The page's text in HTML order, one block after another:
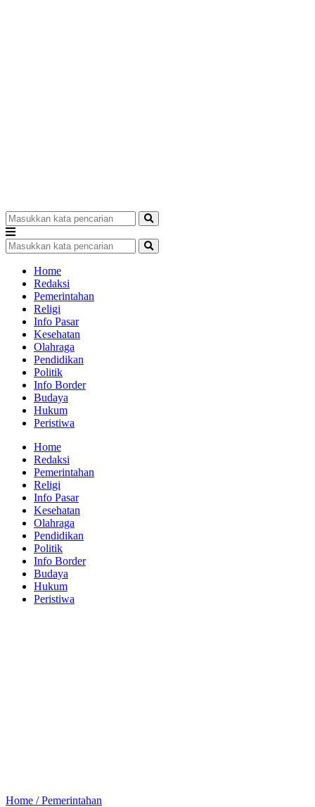
Home
Redaksi
Pemerintahan
Religi
Info Pasar
Kesehatan
Olahraga
Pendidikan
Politik
Info Border
Budaya
Hukum
Peristiwa
Home
Redaksi
Pemerintahan
Religi
Info Pasar
Kesehatan
Olahraga
Pendidikan
Politik
Info Border
Budaya
Hukum
Peristiwa
Home /Pemerintahan